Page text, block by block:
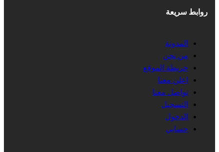
روابط سريعة
المدونة
من نحن
خريطة الموقع
اعلن معنا
تواصل معنا
التسجيل
الدخول
حسابي